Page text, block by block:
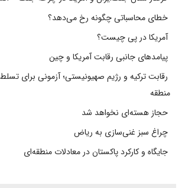
خطای محاسباتی چگونه رخ می‌دهد؟
آمریکا در پی چیست؟
پیامدهای جانبی رقابت آمریکا و چین
رقابت ترکیه و رژیم صهیونیستی؛ آزمونی برای
منطقه
حجاز هسته‌ای نخواهد شد
چراغ سبز غنی‌سازی به ریاض
جایگاه و کارکرد پاکستان در معادلات منطقه‌ای